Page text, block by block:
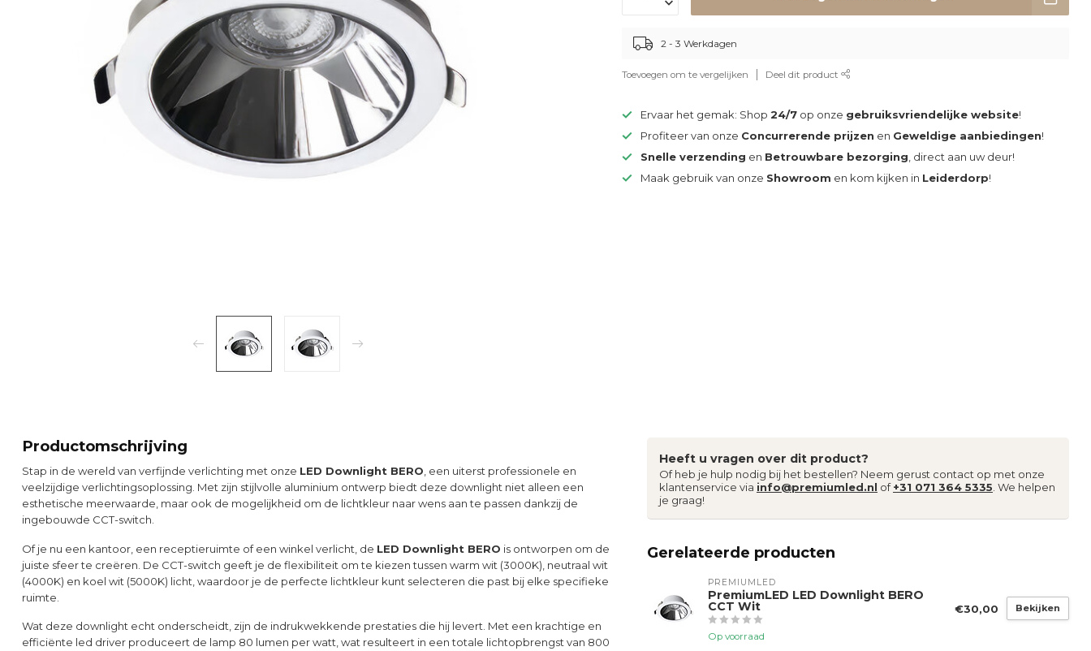
2 - 3 Werkdagen
Toevoegen om te vergelijken Deel dit product
Ervaar het gemak: Shop24/7 op onze gebruiksvriendelijke website!
Profiteer van onze Concurrerende prijzen en Geweldige aanbiedingen!
Snelle verzending en Betrouwbare bezorging , direct aan uw deur!
Maak gebruik van onze Showroom en kom kijken in Leiderdorp!
Productomschrijving
Stap in de wereld van verfijnde verlichting met onze LED Downlight BERO , een uiterst professionele en
veelzijdige verlichtingsoplossing. Met zijn stijlvolle aluminium ontwerp biedt deze downlight niet alleen een
esthetische meerwaarde, maar ook de mogelijkheid om de lichtkleur naar wens aan te passen dankzij de
ingebouwde CCT-switch.
Of je nu een kantoor, een receptieruimte of een winkel verlicht, de LED Downlight BERO is ontworpen om de
juiste sfeer te creëren. De CCT-switch geeft je de flexibiliteit om te kiezen tussen warm wit (3000K), neutraal wit
(4000K) en koel wit (5000K) licht, waardoor je de perfecte lichtkleur kunt selecteren die past bij elke specifieke
ruimte.
Wat deze downlight echt onderscheidt, zijn de indrukwekkende prestaties die hij levert. Met een krachtige en
efficiënte led driver produceert de lamp 80 lumen per watt, wat resulteert in een totale lichtopbrengst van 800
Heeft u vragen over dit product?
Of heb je hulp nodig bij het bestellen? Neem gerust contact op met onze
klantenservice via info@premiumled.nl of+31 071 364 5335 . We helpen
je graag!
Gerelateerde producten
PREMIUMLED
PremiumLED LED Downlight BERO
CCT Wit
Op voorraad
€30,00 Bekijken